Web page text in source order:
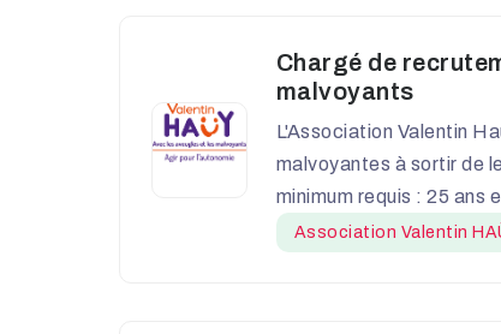
Chargé de
malvoyants
L'Association Valentin
malvoyantes à sortir de
minimum requis : 25 ans
Association Valentin